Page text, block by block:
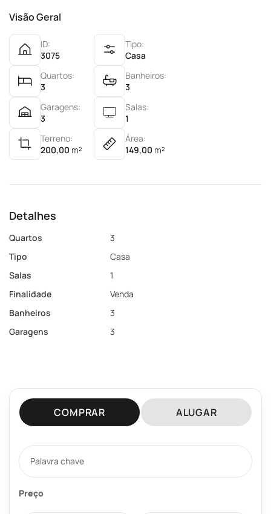
Visão Geral
ID:
3075
Tipo:
Casa
Quartos:
3
Banheiros:
3
Garagens:
3
Salas:
1
Terreno:
200,00 m²
Área:
149,00 m²
Detalhes
Quartos
3
Tipo
Casa
Salas
1
Finalidade
Venda
Banheiros
3
Garagens
3
COMPRAR ALUGAR
Preço